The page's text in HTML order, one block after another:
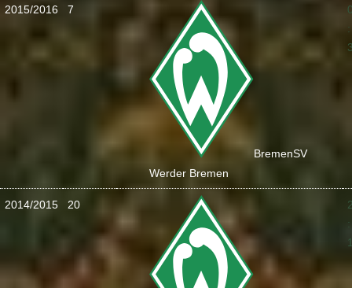
2015/2016 7
BremenSV
Werder Bremen
:
2014/2015 20
: